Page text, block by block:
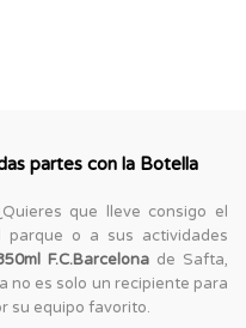
partes con la Botella
que lleve consigo el
o a sus actividades
F.C.Barcelonade Safta,
no es solo un recipiente para
su equipo favorito.